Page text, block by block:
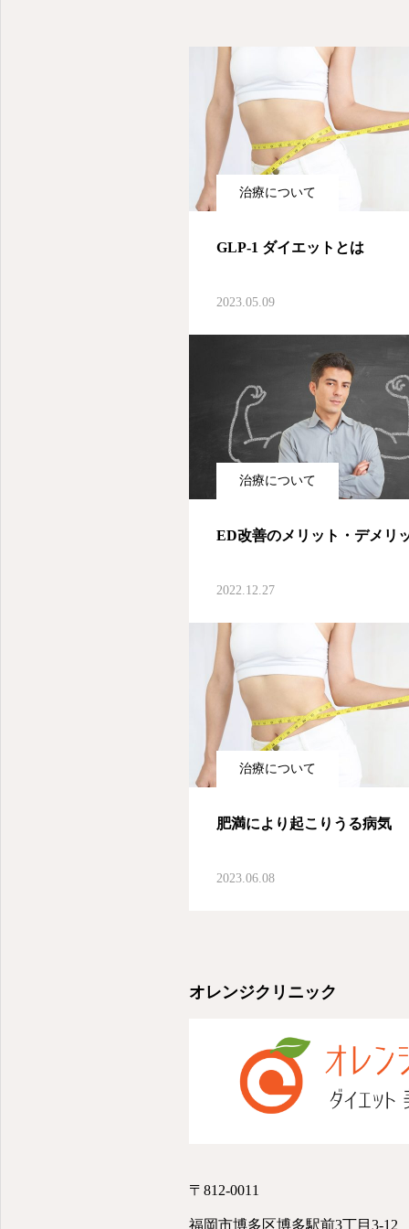
治療について
GLP-1 ダイエットとは
2023.05.09
治療について
ED改善のメリット・デメリ
2022.12.27
治療について
肥満により起こりうる病気
2023.06.08
オレンジクリニック
〒812-0011
福岡市博多区博多駅前3丁目3-12